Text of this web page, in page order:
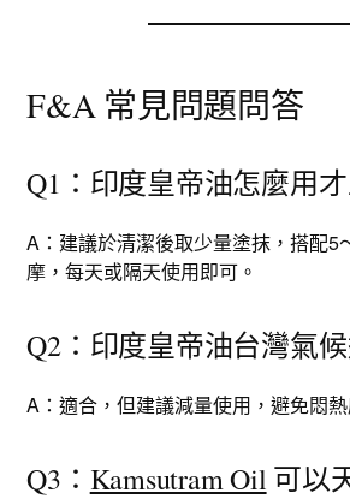
F&A 常見問題問答
Q1：印度皇帝油怎麼用
A：建議於清潔後取少量塗抹，搭配5
摩，每天或隔天使用即可。
Q2：印度皇帝油台灣氣
A：適合，但建議減量使用，避免悶
Q3： Kamsutram Oil 可以